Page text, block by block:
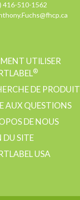
416-510-1562
UTILISER
®
DE PRODUIT
AUX QUESTIONS
DE NOUS
DU SITE
USA